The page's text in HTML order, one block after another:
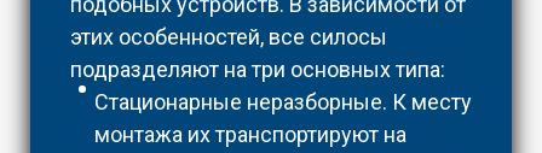
этих особенностей, все силосы
подразделяют на три основных типа:
Стационарные неразборные. К месту
монтажа их транспортируют на